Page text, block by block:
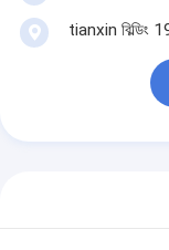
tianxin বিল্ডিং